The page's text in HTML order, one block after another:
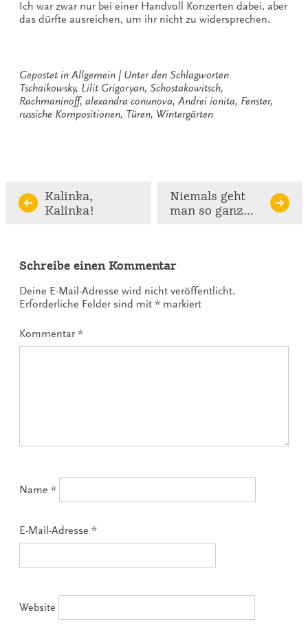
Ich war zwar nur bei einer Handvoll Konzerten dabei, aber
das dürfte ausreichen, um ihr nicht zu widersprechen.
Gepostet in Allgemein
Unter den Schlagworten
Tschaikowsky, Lilit Grigoryan, Schostakowitsch,
Rachmaninoff, alexandra conunova, Andrei ionita, Fenster,
russiche Kompositionen, Türen, Wintergärten
Continue
Reading
Kalinka,
Kalinka!
Niemals geht
man so ganz…
Schreibe einen Kommentar
Deine E-Mail-Adresse wird nicht veröffentlicht.
Erforderliche Felder sind mit * markiert
Kommentar*
Name *
E-Mail-Adresse *
Website